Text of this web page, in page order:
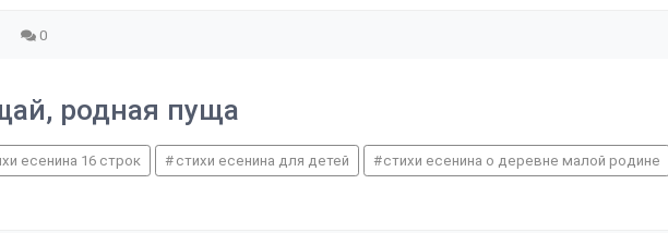
0
родная пуща
есенина 16 строк стихи есенина для детей стихи есенина о деревне малой родине